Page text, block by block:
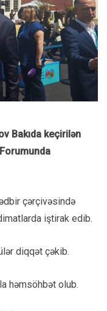
Bakıda keçirilən
çərçivəsində
iştirak edib.
diqqət çəkib.
həmsöhbət olub.